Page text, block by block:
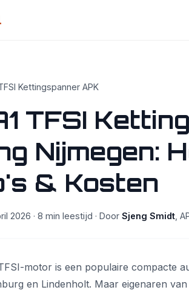
Kettingspanner APK
TFSI
Nijmegen:
& Kosten
2026 · 8 min leestijd · Door Sjeng Smidt ,
motor is een populaire compacte
en Lindenholt. Maar eigenaren